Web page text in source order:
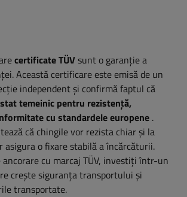
certificate TÜVsunt o garanție a
Această certificare este emisă de un
independent și confirmă faptul că
temeinic pentru rezistență,
cu standardele europene .
că chingile vor rezista chiar și la
asigura o fixare stabilă a încărcăturii.
ancorare cu marcaj TÜV, investiți într-un
crește siguranța transportului și
transportate.